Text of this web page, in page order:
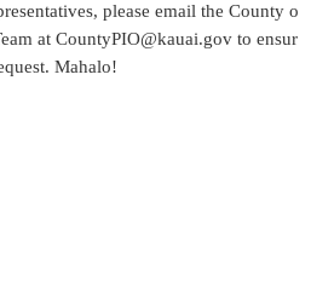
please email the County o
at CountyPIO@kauai.gov to ensur
Mahalo!